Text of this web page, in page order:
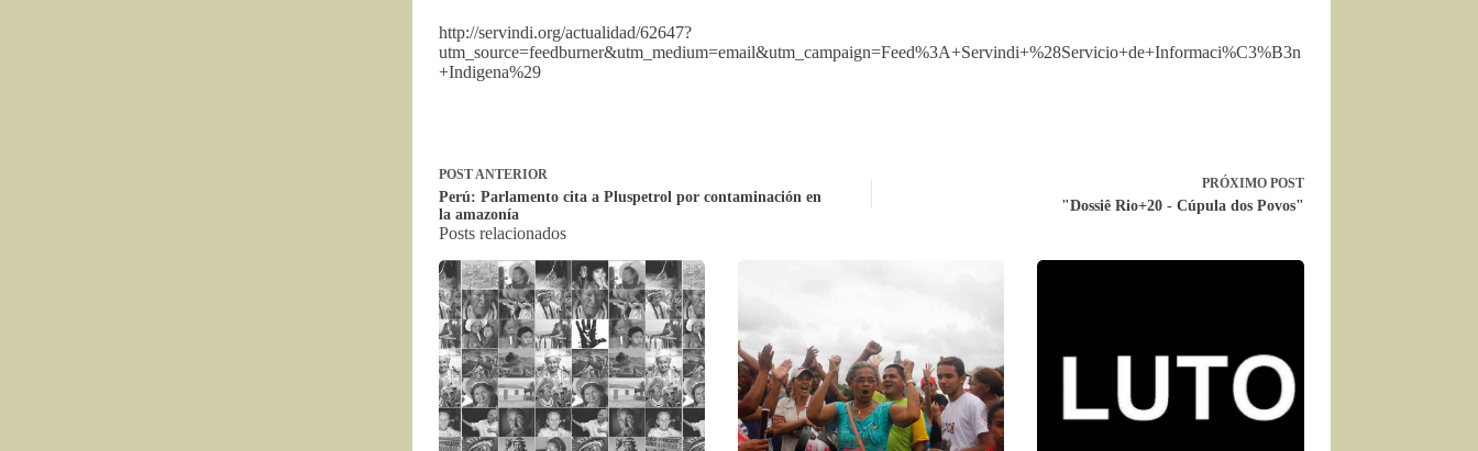
http://servindi.org/actualidad/62647?
utm_source=feedburner&utm_medium=email&utm_campaign=Feed%3A+Servindi+%28Servicio+de+Informaci%C3%B3n
+Indigena%29
POSTANTERIOR
Perú: Parlamento cita a Pluspetrol por contaminación en
la amazonía
PRÓXIMO POST
"Dossiê Rio+20 - Cúpula dos Povos"
Posts relacionados